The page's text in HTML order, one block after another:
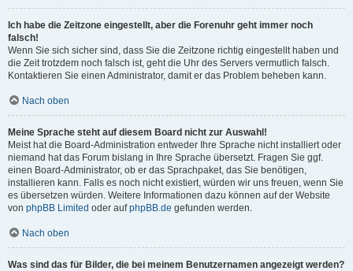
Ich habe die Zeitzone eingestellt, aber die Forenuhr geht immer noch
falsch!
Wenn Sie sich sicher sind, dass Sie die Zeitzone richtig eingestellt haben und
die Zeit trotzdem noch falsch ist, geht die Uhr des Servers vermutlich falsch.
Kontaktieren Sie einen Administrator, damit er das Problem beheben kann.
Nach oben
Meine Sprache steht auf diesem Board nicht zur Auswahl!
Meist hat die Board-Administration entweder Ihre Sprache nicht installiert oder
niemand hat das Forum bislang in Ihre Sprache übersetzt. Fragen Sie ggf.
einen Board-Administrator, ob er das Sprachpaket, das Sie benötigen,
installieren kann. Falls es noch nicht existiert, würden wir uns freuen, wenn Sie
es übersetzen würden. Weitere Informationen dazu können auf der Website
von phpBB Limited oder aufphpBB.de gefunden werden.
Nach oben
Was sind das für Bilder, die bei meinem Benutzernamen angezeigt werden?